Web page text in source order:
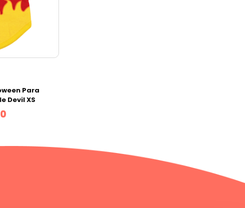
Para
Devil XS